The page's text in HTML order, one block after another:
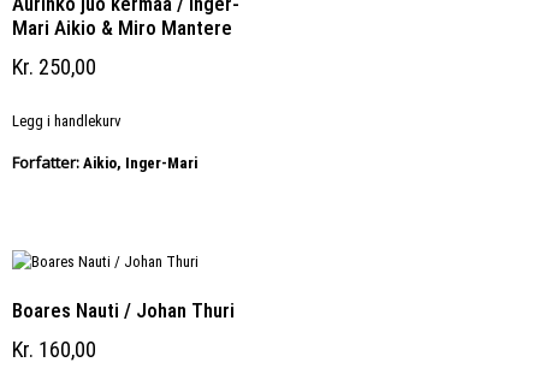
Mari Aikio & Miro Mantere
Kr 250,00
Legg i handlekurv
Forfatter: Aikio, Inger-Mari
Boares Nauti / Johan Thuri
Kr 160,00